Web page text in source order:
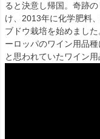
ると決意し帰国。奇跡
け、2013年に化学肥料
ブドウ栽培を始めまし
ーロッパのワイン用品
と思われていたワイン